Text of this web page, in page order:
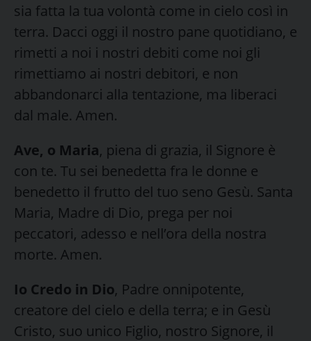
sia fatta la tua volontà come in cielo così in
terra. Dacci oggi il nostro pane quotidiano, e
rimetti a noi i nostri debiti come noi gli
rimettiamo ai nostri debitori, e non
abbandonarci alla tentazione, ma liberaci
dal male. Amen.
Ave, o Maria, piena di grazia, il Signore è
con te. Tu sei benedetta fra le donne e
benedetto il frutto del tuo seno Gesù. Santa
Maria, Madre di Dio, prega per noi
peccatori, adesso e nell’ora della nostra
morte. Amen.
Io Credo in Dio, Padre onnipotente,
creatore del cielo e della terra; e in Gesù
Cristo, suo unico Figlio, nostro Signore, il